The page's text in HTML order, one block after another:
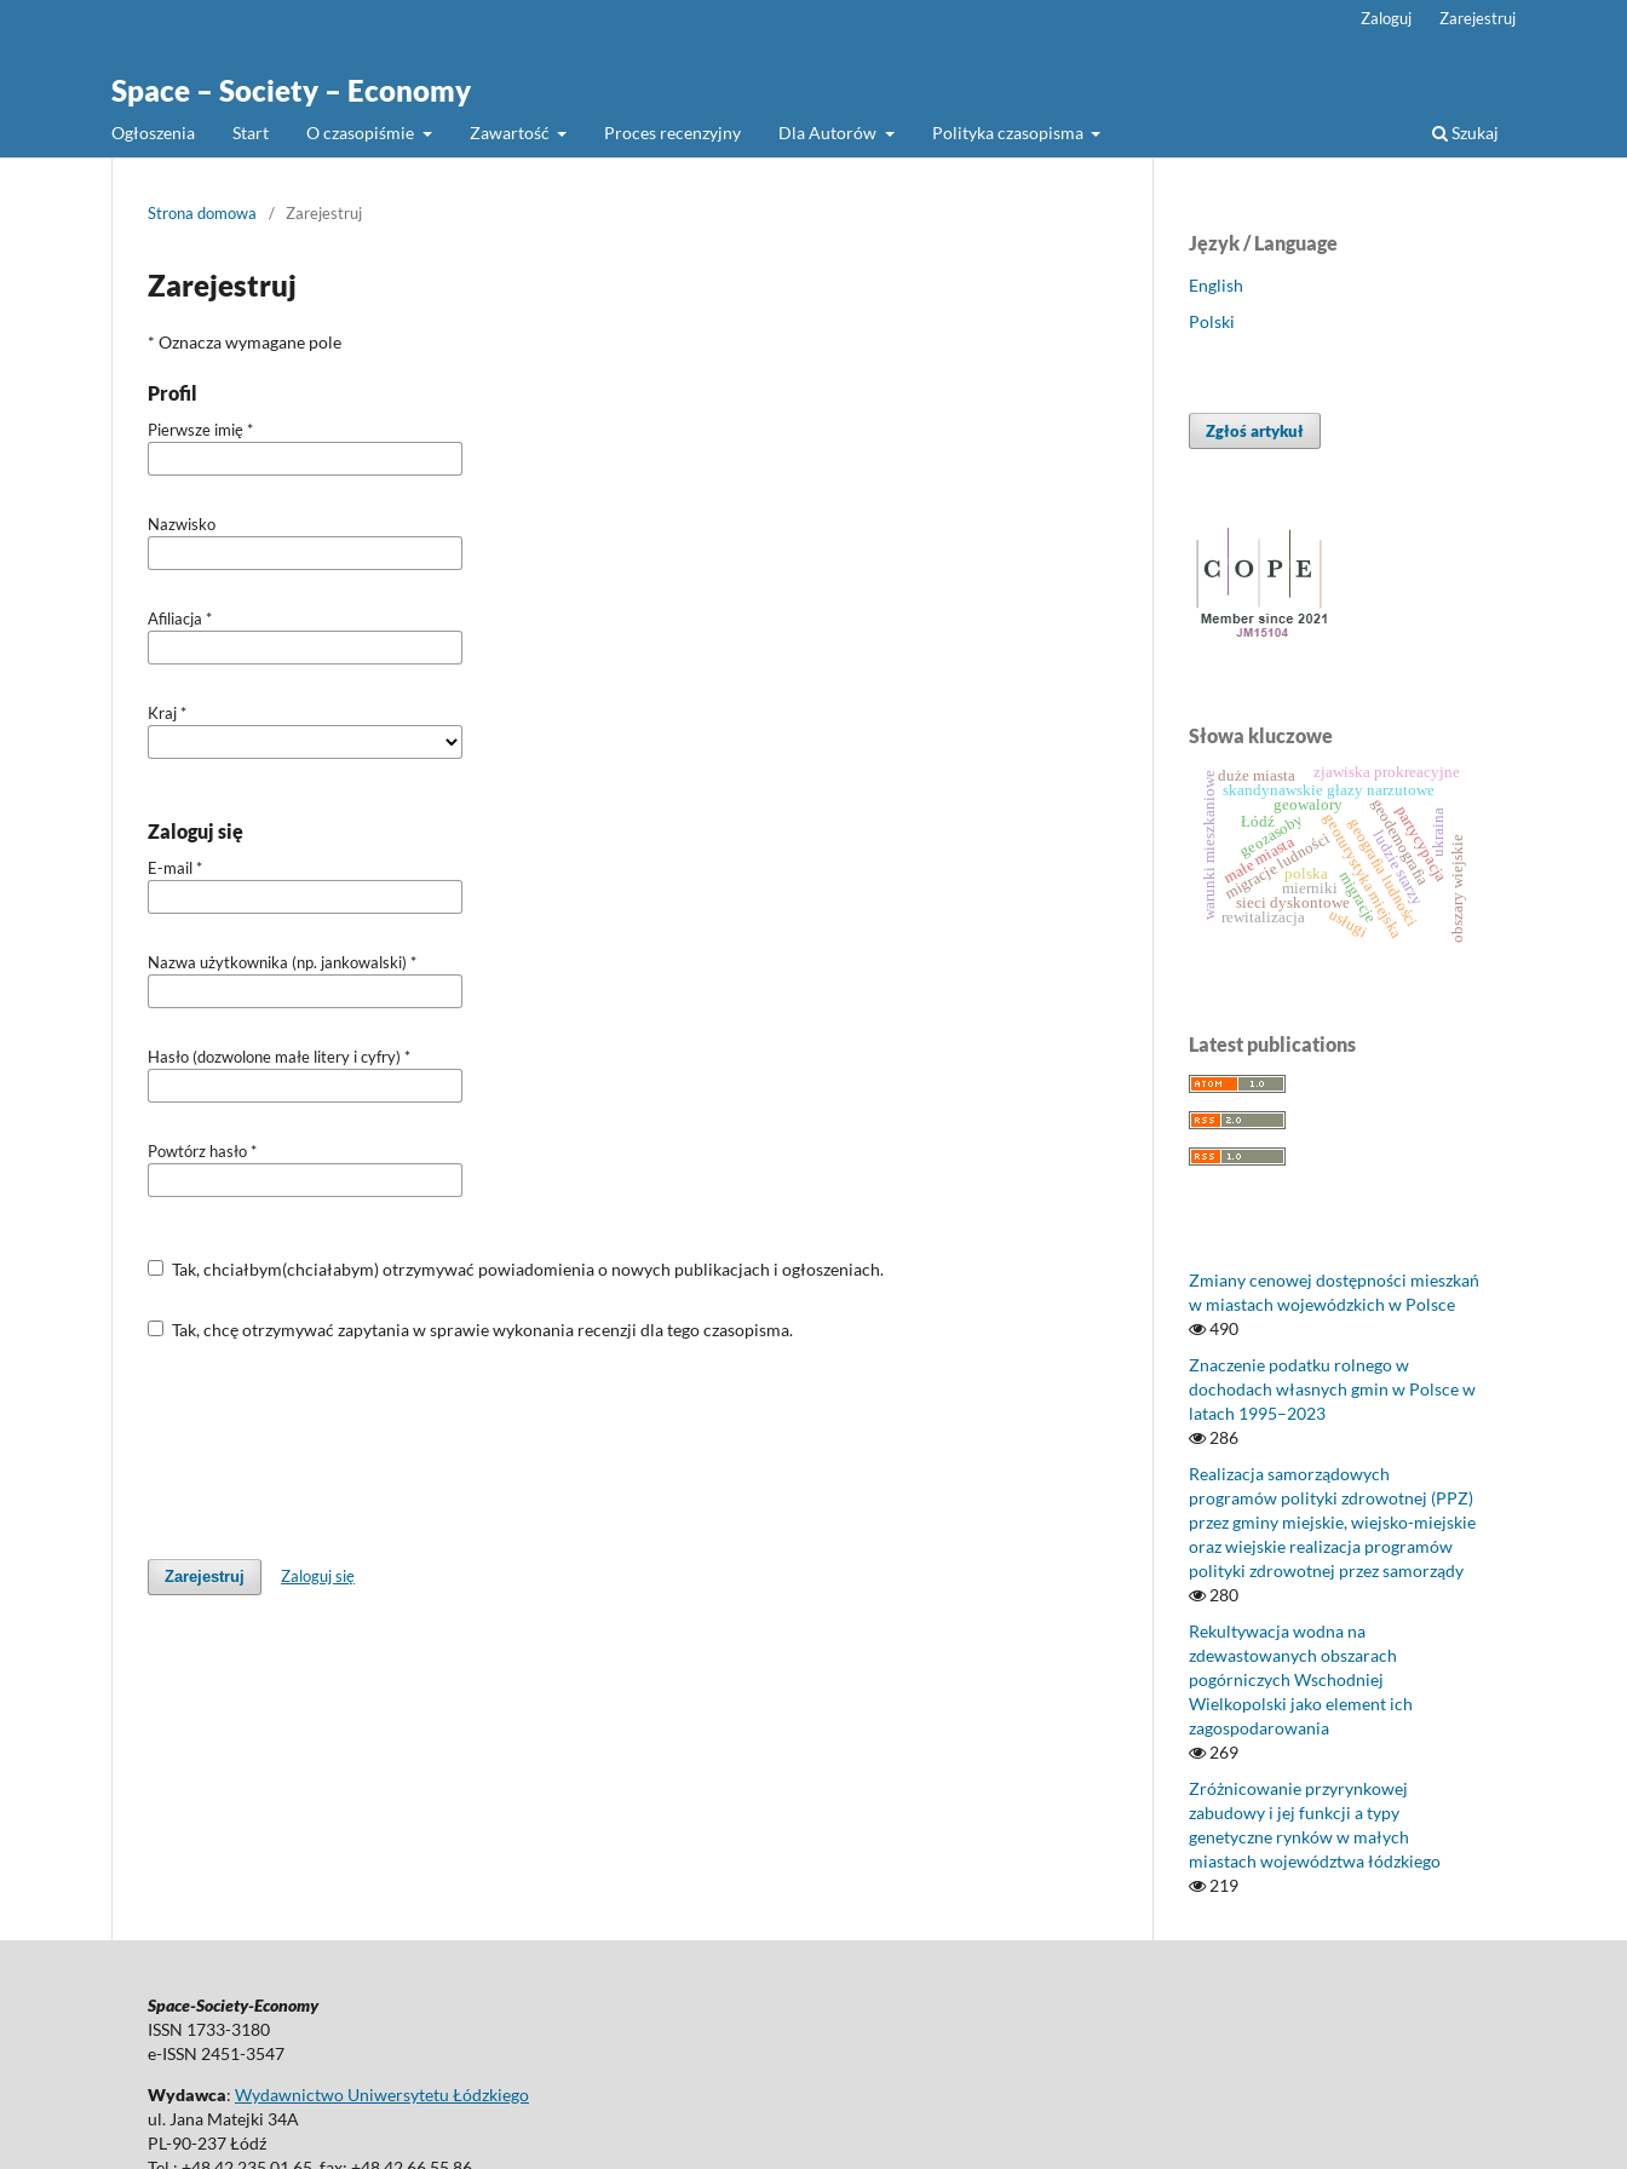
Space – Society – Economy
Ogłoszenia Start O czasopiśmie Zawartość Proces recenzyjny Dla Autorów Polityka czasopisma Szukaj
Zaloguj Zarejestruj
Strona domowa / Zarejestruj
Zarejestruj
* Oznacza wymagane pole
Profil
Pierwsze imię*
Nazwisko
Afiliacja *
Kraj*
Zaloguj się
E-mail*
Nazwa użytkownika (np. jankowalski) *
Hasło (dozwolone małe litery i cyfry) *
Powtórz hasło*
Tak, chciałbym(chciałabym) otrzymywać powiadomienia o nowych publikacjach i ogłoszeniach.
Tak, chcę otrzymywać zapytania w sprawie wykonania recenzji dla tego czasopisma.
Zarejestruj Zaloguj się
Język / Language
English
Polski
Zgłoś artykuł
Słowa kluczowe
geozasoby
geowalory
geoturystyka miejska
skandynawskie głazy narzutowe
geografia ludności
geodemografia
migracje ludności partycypacja
Łódź
sieci dyskontowe
małe miasta obszary wiejskie
zjawiska prokreacyjne
duże miasta
warunki mieszkaniowe migracjeludzie starzyukraina
polska
usługi
mierniki
rewitalizacja
Latest publications
Zmiany cenowej dostępności mieszkań
w miastach wojewódzkich w Polsce
490
Znaczenie podatku rolnego w
dochodach własnych gmin w Polsce w
latach 1995–2023
286
Realizacja samorządowych
programów polityki zdrowotnej (PPZ)
przez gminy miejskie, wiejsko-miejskie
oraz wiejskie realizacja programów
polityki zdrowotnej przez samorządy
280
Rekultywacja wodna na
zdewastowanych obszarach
pogórniczych Wschodniej
Wielkopolski jako element ich
zagospodarowania
269
Zróżnicowanie przyrynkowej
zabudowy i jej funkcji a typy
genetyczne rynków w małych
miastach województwa łódzkiego
219
Space-Society-Economy
ISSN 1733-3180
e-ISSN 2451-3547
Wydawca: Wydawnictwo Uniwersytetu Łódzkiego
ul. Jana Matejki 34A
PL-90-237 Łódź